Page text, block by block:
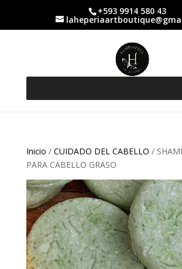
+593 9914 580 43
Inicio / CUIDADO DEL CABELLO /
PARA CABELLO GRASO